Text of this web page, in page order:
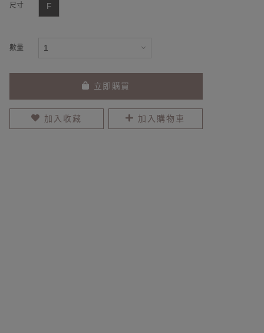
尺寸 F
數量
立即購買
加入收藏 加入購物車